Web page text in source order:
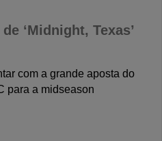
‘Midnight, Texas’
com a grande aposta do
para a midseason